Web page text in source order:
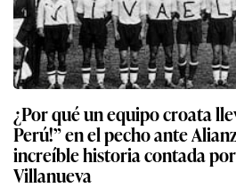
¿Por qué un equipo croata
Perú!” en el pecho ante
increíble historia contada por
Villanueva